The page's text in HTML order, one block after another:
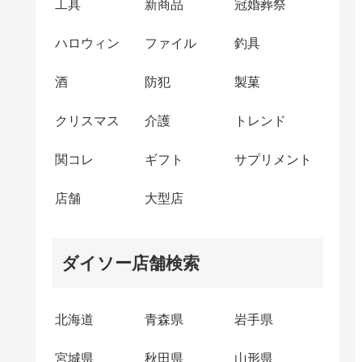
工具 新商品 冠婚葬祭
ハロウィン ファイル 釣具
酒 防犯 製菓
クリスマス 介護 トレンド
関コレ ギフト サプリメント
店舗 大型店
ダイソー店舗検索
北海道 青森県 岩手県
宮城県 秋田県 山形県